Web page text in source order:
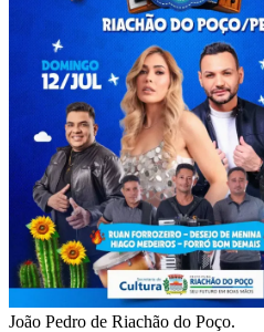
João Pedro de Riachão do Poço.